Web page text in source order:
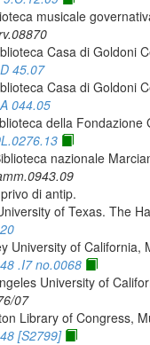
musicale
Casa di Goldoni
45.07
Casa di Goldoni
044.05
della Fondazione
nazionale
di antip.
of Texas. The
University of California,
.I7 no.0068
University of
07
Library of Congress,
[S2799]